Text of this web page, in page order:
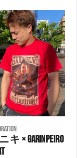
¥8,800
–
¥9,800
キ × GarinPeiro